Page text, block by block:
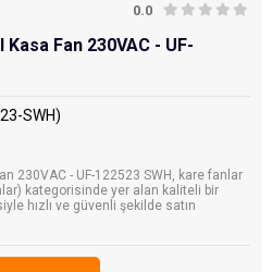
0.0
Fan 230VAC - UF-
SWH)
230VAC - UF-122523 SWH, kare fanlar
kategorisinde yer alan kaliteli bir
hızlı ve güvenli şekilde satın